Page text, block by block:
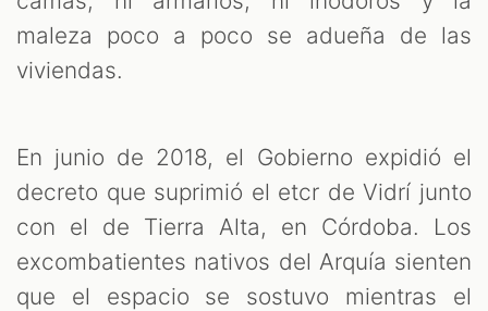
maleza poco a poco se adueña de las
viviendas.
En junio de 2018, el Gobierno expidió el
decreto que suprimió el etcr de Vidrí junto
con el de Tierra Alta, en Córdoba. Los
excombatientes nativos del Arquía sienten
que el espacio se sostuvo mientras el